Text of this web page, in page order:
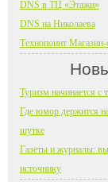
DNS в ТЦ «Этажи»
DNS на Николаева
Технопоинт Магазин-
Туризм начинается с
Где юмор держится
шутке
Газеты и журналы:
источнику